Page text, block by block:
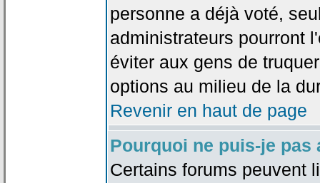
personne a déjà voté,
administrateurs pourront
éviter aux gens de
options au milieu de la
Revenir en haut de page
Pourquoi ne puis-je pas
Certains forums peuvent